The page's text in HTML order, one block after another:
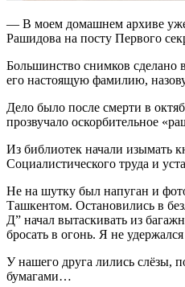
— В моем домашнем архиве уже
Рашидова на посту Первого
Большинство снимков сделано
его настоящую фамилию,
Дело было после смерти в
прозвучало оскорбительное
Из библиотек начали изымать
Социалистического труда и
Не на шутку был напуган и
Ташкентом. Остановились в
Д” начал вытаскивать из
бросать в огонь. Я не
У нашего друга лились слёзы,
бумагами…